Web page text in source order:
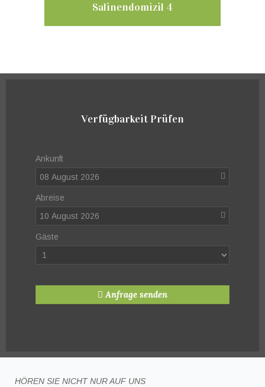
Salinendomizil 4
Verfügbarkeit Prüfen
Ankunft
08 August 2026
Abreise
10 August 2026
Gäste
Anfrage senden
HÖREN SIE NICHT NUR AUF UNS